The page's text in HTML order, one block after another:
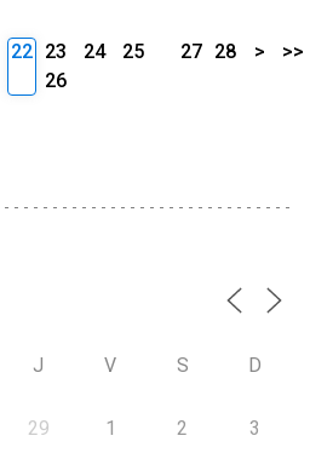
22 23 24
25
26
27 28 > >>
J V S D
29 1 2 3